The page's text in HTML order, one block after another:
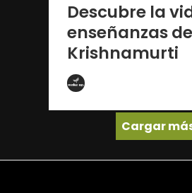
Descubre la
enseñanzas
Krishnamurti
Cargar